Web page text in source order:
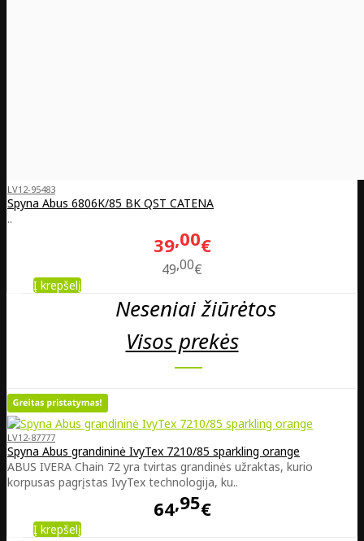
LV12-95483
Spyna Abus 6806K/85 BK QST CATENA
..
39 00€
49 00€
Į krepšelį
Neseniai žiūrėtos
Visos prekės
LV12-87777
Spyna Abus grandininė IvyTex 7210/85 sparkling orange
ABUS IVERA Chain 72 yra tvirtas grandinės užraktas, kurio
korpusas pagrįstas IvyTex technologija, ku..
64 95€
Į krepšelį